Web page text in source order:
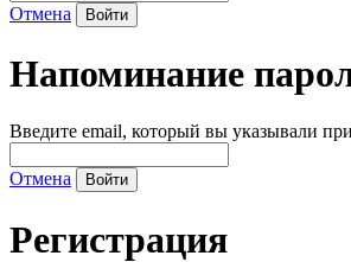
Отмена
Напоминание
Введите email, который вы указывали
Отмена
Регистрация